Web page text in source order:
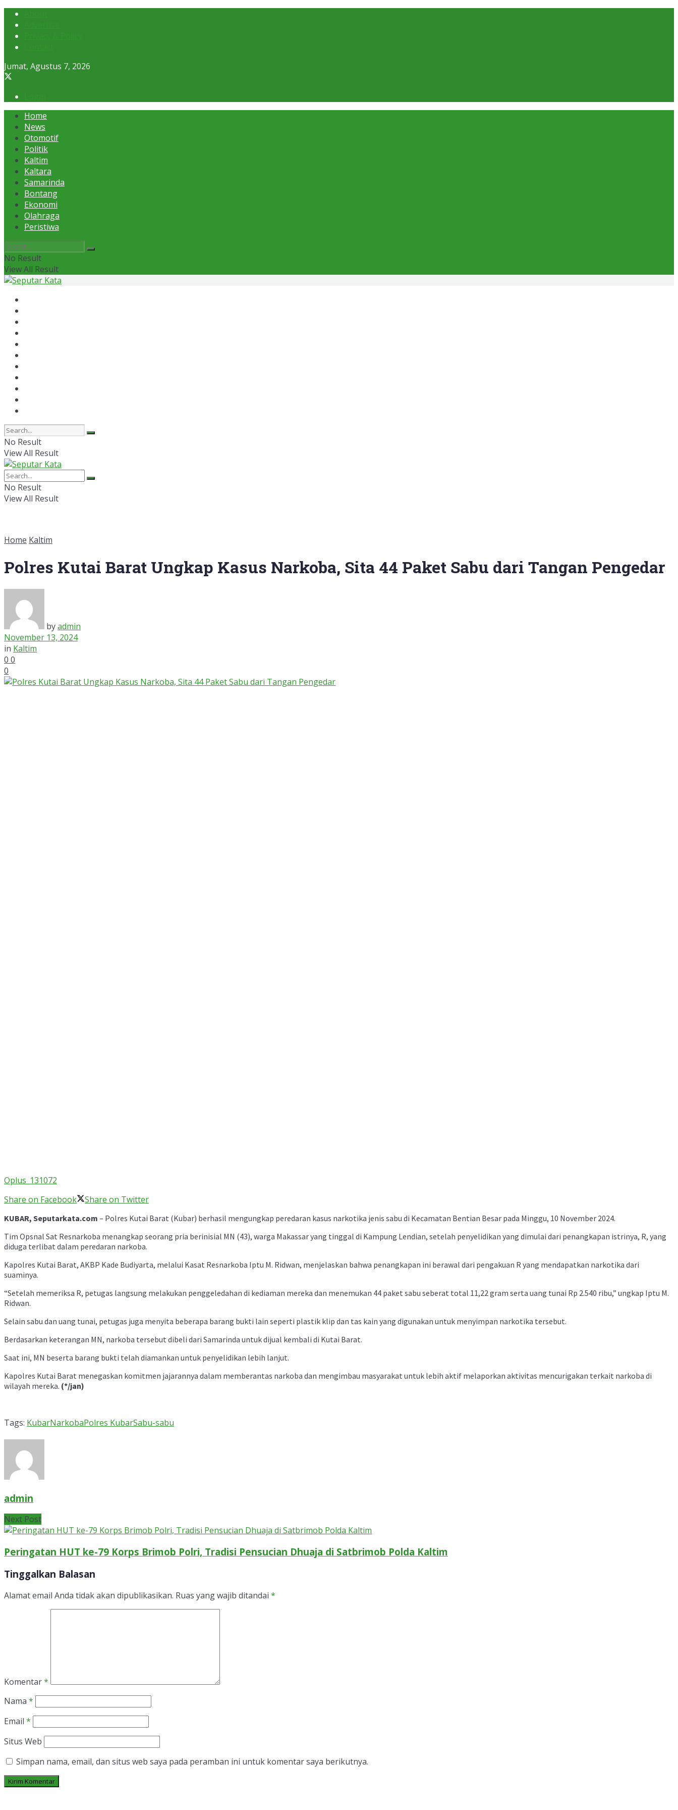
Jumat, Agustus 7, 2026
Home
News
Otomotif
Politik
Kaltim
Kaltara
Samarinda
Bontang
Ekonomi
Olahraga
Peristiwa
No Result
View All Result
No Result
View All Result
No Result
View All Result
Home Kaltim
Polres Kutai Barat Ungkap Kasus Narkoba, Sita 44 Paket Sabu dari Tangan Pengedar
byadmin
November 13, 2024
in Kaltim
0 0
0
Oplus_131072
Share on Facebook
Share on Twitter
KUBAR, Seputarkata.com – Polres Kutai Barat (Kubar) berhasil mengungkap peredaran kasus narkotika jenis sabu di Kecamatan Bentian Besar pada Minggu, 10 November 2024.
Tim Opsnal Sat Resnarkoba menangkap seorang pria berinisial MN (43), warga Makassar yang tinggal di Kampung Lendian, setelah penyelidikan yang dimulai dari penangkapan istrinya, R, yang
diduga terlibat dalam peredaran narkoba.
Kapolres Kutai Barat, AKBP Kade Budiyarta, melalui Kasat Resnarkoba Iptu M. Ridwan, menjelaskan bahwa penangkapan ini berawal dari pengakuan R yang mendapatkan narkotika dari
suaminya.
“Setelah memeriksa R, petugas langsung melakukan penggeledahan di kediaman mereka dan menemukan 44 paket sabu seberat total 11,22 gram serta uang tunai Rp 2.540 ribu,” ungkap Iptu M.
Ridwan.
Selain sabu dan uang tunai, petugas juga menyita beberapa barang bukti lain seperti plastik klip dan tas kain yang digunakan untuk menyimpan narkotika tersebut.
Berdasarkan keterangan MN, narkoba tersebut dibeli dari Samarinda untuk dijual kembali di Kutai Barat.
Saat ini, MN beserta barang bukti telah diamankan untuk penyelidikan lebih lanjut.
Kapolres Kutai Barat menegaskan komitmen jajarannya dalam memberantas narkoba dan mengimbau masyarakat untuk lebih aktif melaporkan aktivitas mencurigakan terkait narkoba di
wilayah mereka. (*/jan)
Tags: KubarNarkobaPolres KubarSabu-sabu
admin
Next Post
Peringatan HUT ke-79 Korps Brimob Polri, Tradisi Pensucian Dhuaja di Satbrimob Polda Kaltim
Tinggalkan Balasan
Alamat email Anda tidak akan dipublikasikan. Ruas yang wajib ditandai *
Komentar*
Nama *
Email *
Situs Web
Simpan nama, email, dan situs web saya pada peramban ini untuk komentar saya berikutnya.